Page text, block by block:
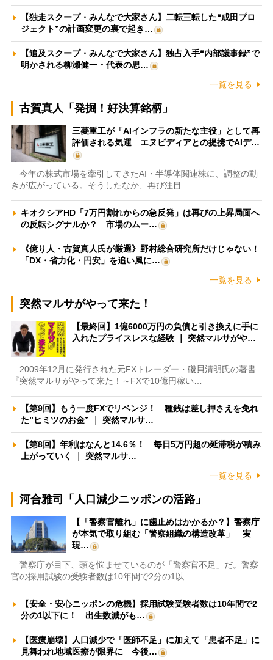
【独走スクープ・みんなで大家さん】二転三転した“成田プロ
ジェクト”の計画変更の裏で起き…
【追及スクープ・みんなで大家さん】独占入手“内部議事録”で
明かされる柳瀬健一・代表の思…
一覧を見る
古賀真人「発掘！好決算銘柄」
三菱重工が「AIインフラの新たな主役」として再
評価される気運 エヌビディアとの提携でAIデ…
今年の株式市場を牽引してきたAI・半導体関連株に、調整の動
きが広がっている。そうしたなか、再び注目…
キオクシアHD「7万円割れからの急反発」は再びの上昇局面へ
の反転シグナルか？ 市場のムー…
《億り人・古賀真人氏が厳選》野村総合研究所だけじゃない！
「DX・省力化・円安」を追い風に…
一覧を見る
突然マルサがやって来た！
【最終回】1億6000万円の負債と引き換えに手に
入れたプライスレスな経験 ｜ 突然マルサがや…
2009年12月に発行された元FXトレーダー・磯貝清明氏の著書
『突然マルサがやって来た！～FXで10億円稼い…
【第9回】もう一度FXでリベンジ！ 種銭は差し押さえを免れ
た”ヒミツのお金” ｜ 突然マルサ…
【第8回】年利はなんと14.6％！ 毎日5万円超の延滞税が積み
上がっていく ｜ 突然マルサ…
一覧を見る
河合雅司「人口減少ニッポンの活路」
【「警察官離れ」に歯止めはかかるか？】警察庁
が本気で取り組む「警察組織の構造改革」 実
現…
警察庁が目下、頭を悩ませているのが「警察官不足」だ。警察
官の採用試験の受験者数は10年間で2分の1以…
【安全・安心ニッポンの危機】採用試験受験者数は10年間で2
分の1以下に！ 出生数減がも…
【医療崩壊】人口減少で「医師不足」に加えて「患者不足」に
見舞われ地域医療が限界に 今後…